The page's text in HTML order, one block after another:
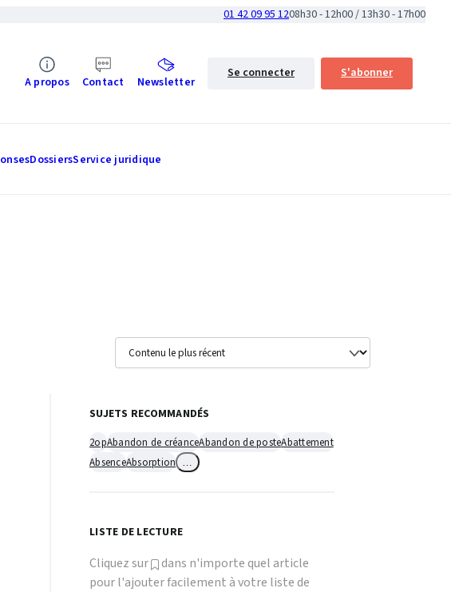
01 42 09 95 1208h30 - 12h00 / 13h30 - 17h00
A propos Contact Newsletter
Se connecter S'abonner
DossiersService juridique
SUJETS RECOMMANDÉS
2opAbandon de créanceAbandon de posteAbattement
AbsenceAbsorption
LISTE DE LECTURE
Cliquez sur
dans n'importe quel article
pour l'ajouter facilement à votre liste de